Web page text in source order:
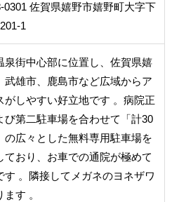
0301 佐賀県嬉野市嬉野町大字下
1
泉街中心部に位置し、佐賀県嬉
武雄市、鹿島市など広域からア
がしやすい好立地です 。病院正
び第二駐車場を合わせて「計30
の広々とした無料専用駐車場を
ており、お車での通院が極めて
す 。隣接してメガネのヨネザワ
す 。